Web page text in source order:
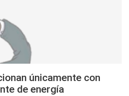
únicamente con
de energía